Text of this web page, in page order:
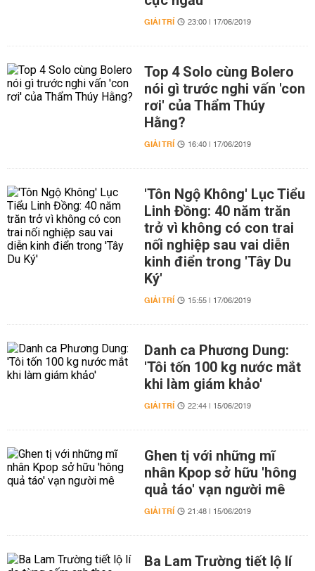
GIẢI TRÍ 23:00 | 17/06/2019
Top 4 Solo cùng Bolero
nói gì trước nghi vấn 'con
rơi' của Thẩm Thúy
Hằng?
GIẢI TRÍ 16:40 | 17/06/2019
'Tôn Ngộ Không' Lục Tiểu
Linh Đồng: 40 năm trăn
trở vì không có con trai
nối nghiệp sau vai diễn
kinh điển trong 'Tây Du
Ký'
GIẢI TRÍ 15:55 | 17/06/2019
Danh ca Phương Dung:
'Tôi tốn 100 kg nước mắt
khi làm giám khảo'
GIẢI TRÍ 22:44 | 15/06/2019
Ghen tị với những mĩ
nhân Kpop sở hữu 'hông
quả táo' vạn người mê
GIẢI TRÍ 21:48 | 15/06/2019
Ba Lam Trường tiết lộ lí